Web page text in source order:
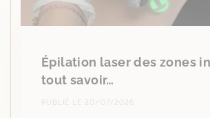
Épilation laser des zones
tout savoir…
PUBLIÉ LE 20/07/2026